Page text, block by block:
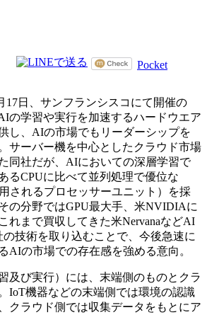
Pocket
17日、サンフランシスコにて開催の
の学習や実行を加速するハードウエア
し、AIの市場でもリーダーシップを
サーバー機を中心としたクラウド市場
同社だが、AIにおいての深層学習で
るCPUに比べて並列処理で優位な
されるプロセッサーユニット）を採
の分野ではGPU最大手、米NVIDIAに
れまで買収してきた米NervanaなどAI
技術を取り込むことで、今後急速に
AIの市場での存在感を強める意向。
及び実行）には、末端側のものとクラ
IoT機器などの末端側では環境の認識
クラウド側では収集データをもとにア